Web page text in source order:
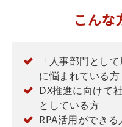
こんな
「人事部門とし
に悩まれている方
DX推進に向けて
としている方
RPA活用ができ